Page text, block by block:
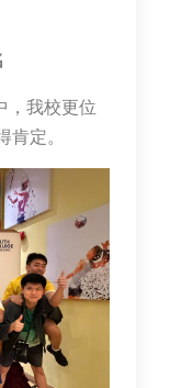
，我校更位
肯定。